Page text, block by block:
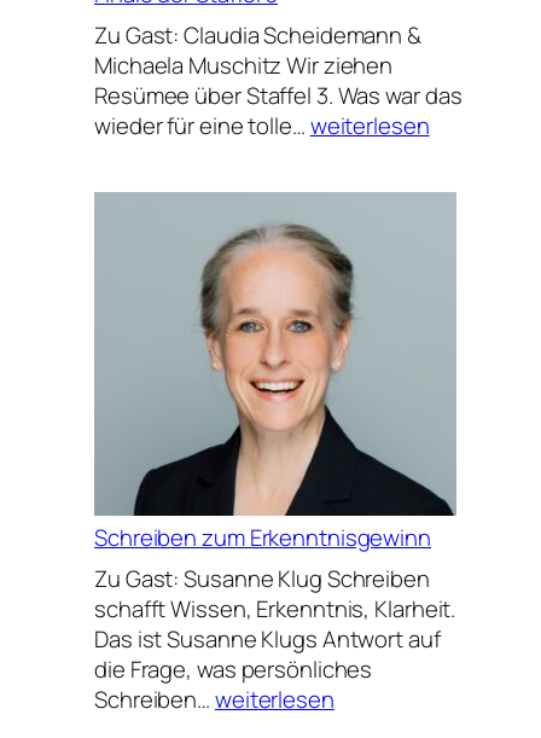
Zu Gast: Claudia Scheidemann &
Michaela Muschitz Wir ziehen
Resümee über Staffel 3. Was war das
wieder für eine tolle…Finale
Staffel
weiterlesen
Schreiben zum Erkenntnisgewinn
Zu Gast: Susanne Klug Schreiben
schafft Wissen, Erkenntnis, Klarheit.
Das ist Susanne Klugs Antwort auf
die Frage, was persönliches
Schreiben…Schreiben
weiterlesen